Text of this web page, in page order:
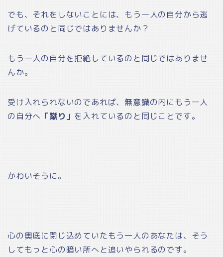
でも、それをしないことには、もう一人の自分から逃
げているのと同じではありませんか？
もう一人の自分を拒絶しているのと同じではありませ
んか。
受け入れられないのであれば、無意識の内にもう一人
の自分へ 「蹴り」 を入れているのと同じことです。
かわいそうに。
心の奥底に閉じ込めていたもう一人のあなたは、そう
してもっと心の暗い所へと追いやられるのです。